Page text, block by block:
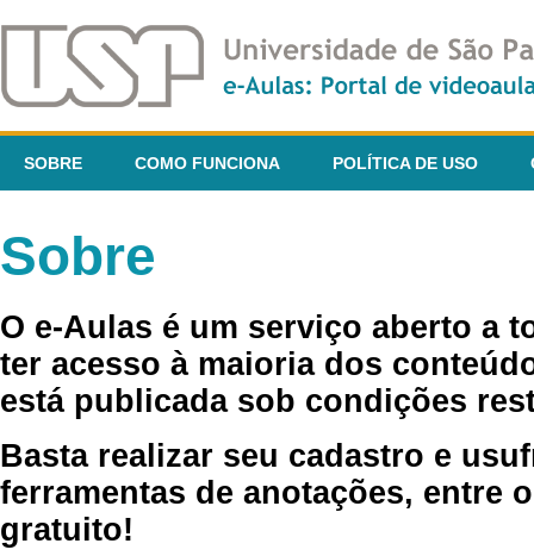
SOBRE COMO FUNCIONA POLÍTICA DE USO
Sobre
O e-Aulas é um serviço aberto a
ter acesso à maioria dos
está publicada sob condições
Basta realizar seu cadastro e
ferramentas de anotações, entre
gratuito!